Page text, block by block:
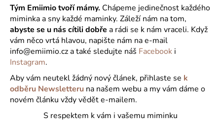
Tým Emiimio tvoří mámy. Chápeme jedinečnost každého
miminka a sny každé maminky. Záleží nám na tom,
abyste se u nás cítili dobře a rádi se k nám vraceli. Když
vám něco vrtá hlavou, napište nám na e-mail
info@emiimio.cz a také sledujte náš Facebook i
Instagram.
Aby vám neutekl žádný nový článek, přihlaste se k
odběru Newsletteru na našem webu a my vám dáme o
novém článku vždy vědět e-mailem.
S respektem k vám i vašemu miminku